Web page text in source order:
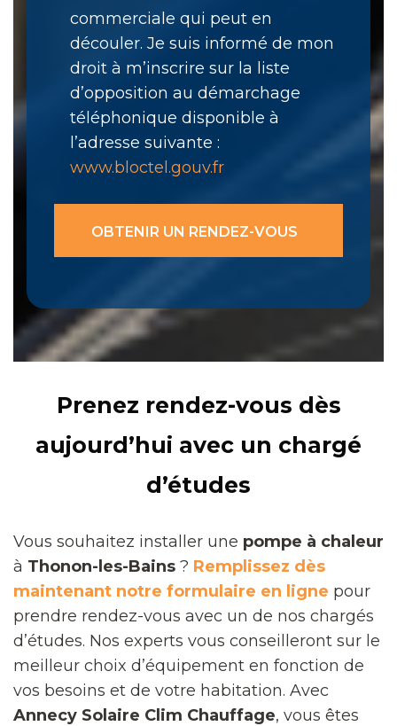
commerciale qui peut en
découler. Je suis informé de mon
droit à m’inscrire sur la liste
d’opposition au démarchage
téléphonique disponible à
l’adresse suivante :
www.bloctel.gouv.fr
Prenez rendez-vous dès
aujourd’hui avec un chargé
d’études
Vous souhaitez installer une pompe à chaleur
à Thonon-les-Bains ? Remplissez dès
maintenant notre formulaire en ligne pour
prendre rendez-vous avec un de nos chargés
d’études. Nos experts vous conseilleront sur le
meilleur choix d’équipement en fonction de
vos besoins et de votre habitation. Avec
Annecy Solaire Clim Chauffage, vous êtes